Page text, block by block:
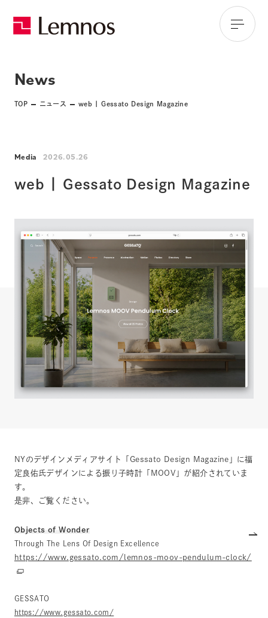
News
TOP ニュース web | Gessato Design Magazine
Media 2026.05.26
web | Gessato Design Magazine
NYのデザインメディアサイト「Gessato Design Magazine」に福
定良佑氏デザインによる振り子時計「MOOV」が紹介されていま
す。
是非、ご覧ください。
Objects of Wonder
Through The Lens Of Design Excellence
https://www.gessato.com/lemnos-moov-pendulum-clock/
GESSATO
https://www.gessato.com/